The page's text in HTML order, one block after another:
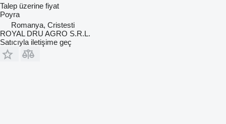
Talep üzerine fiyat
Poyra
Romanya, Cristesti
ROYAL DRU AGRO S.R.L.
Satıcıyla iletişime geç